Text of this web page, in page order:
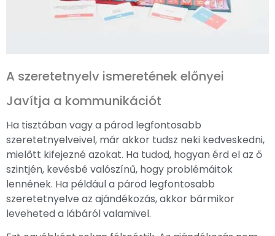
A szeretetnyelv ismeretének előnyei
Javítja a kommunikációt
Ha tisztában vagy a párod legfontosabb
szeretetnyelveivel, már akkor tudsz neki kedveskedni,
mielőtt kifejezné azokat. Ha tudod, hogyan érd el az ő
szintjén, kevésbé valószínű, hogy problémáitok
lennének. Ha például a párod legfontosabb
szeretetnyelve az ajándékozás, akkor bármikor
leveheted a lábáról valamivel.